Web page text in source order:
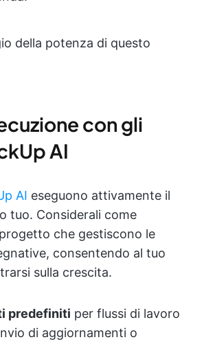
della potenza di questo
con gli
AI
AI eseguono attivamente il
tuo. Considerali come
che gestiscono le
consentendo al tuo
sulla crescita.
predefiniti per flussi di lavoro
di aggiornamenti o